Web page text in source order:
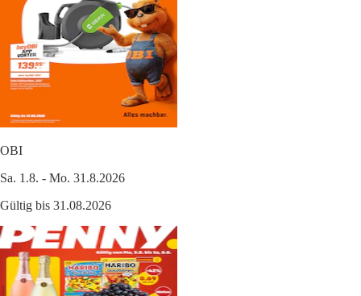
OBI
Sa. 1.8. - Mo. 31.8.2026
Gültig bis 31.08.2026